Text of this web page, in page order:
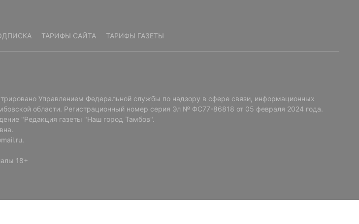
ТАРИФЫ САЙТА ТАРИФЫ ГАЗЕТЫ
Управлением Федеральной службы по надзору в сфере связи, информационных
области. Регистрационный номер серия Эл № ФС77-86818 от 05 февраля 2024 года.
"Редакция газеты "Наш город Тамбов".
18+